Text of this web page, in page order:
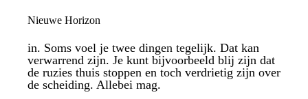
Nieuwe Horizon
in. Soms voel je twee dingen tegelijk. Dat kan
verwarrend zijn. Je kunt bijvoorbeeld blij zijn dat
de ruzies thuis stoppen en toch verdrietig zijn over
de scheiding. Allebei mag.